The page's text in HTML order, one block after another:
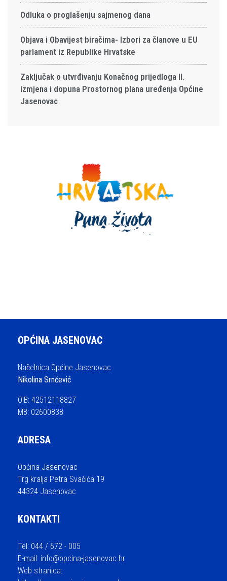
Odluka o proglašenju sajmenog dana
Objava i Obavijest biračima- Izbori za članove u EU
parlament iz Republike Hrvatske
Zaključak o utvrđivanju Konačnog prijedloga II.
izmjena i dopuna Prostornog plana uređenja Općine
Jasenovac
OPĆINA JASENOVAC
Načelnica Općine Jasenovac
Nikolina Srnčević
OIB: 42512118827
MB: 02600838
ADRESA
Općina Jasenovac
Trg kralja Petra Svačića 19
44324 Jasenovac
KONTAKTI
Tel: 044 / 672 - 005
E-mail: info@opcina-jasenovac.hr
Web stranica: